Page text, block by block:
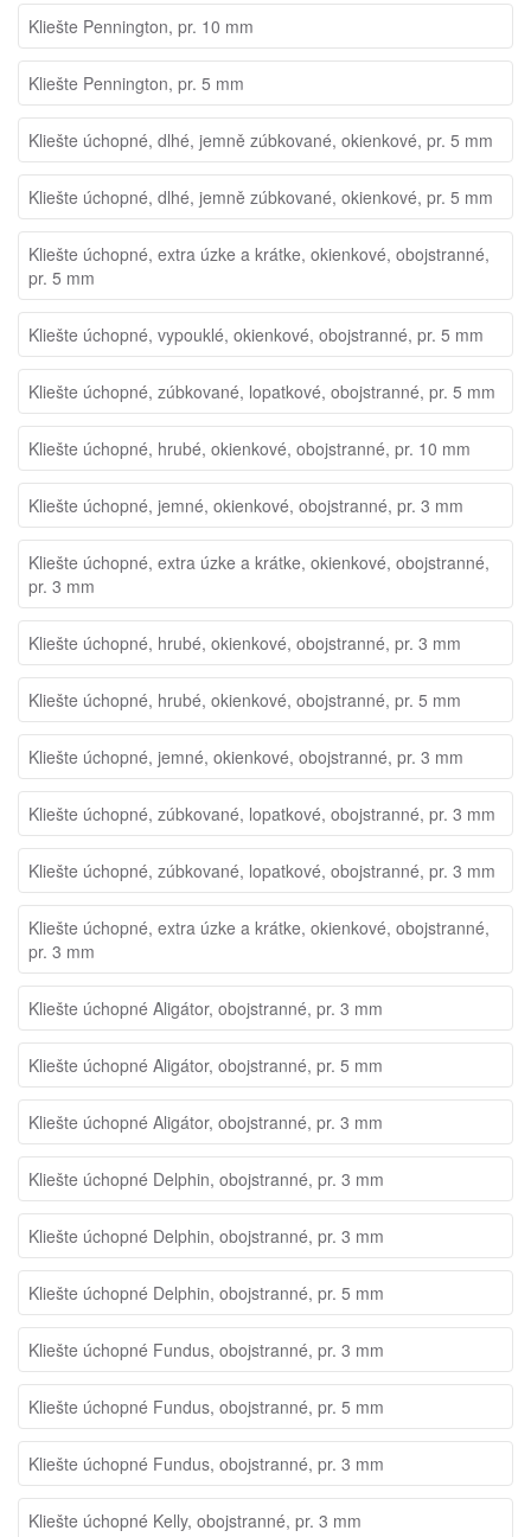
Kliešte Pennington, pr. 10 mm
Kliešte Pennington, pr. 5 mm
Kliešte úchopné, dlhé, jemně zúbkované, okienkové, pr. 5 mm
Kliešte úchopné, dlhé, jemně zúbkované, okienkové, pr. 5 mm
Kliešte úchopné, extra úzke a krátke, okienkové, obojstranné,
pr. 5 mm
Kliešte úchopné, vypouklé, okienkové, obojstranné, pr. 5 mm
Kliešte úchopné, zúbkované, lopatkové, obojstranné, pr. 5 mm
Kliešte úchopné, hrubé, okienkové, obojstranné, pr. 10 mm
Kliešte úchopné, jemné, okienkové, obojstranné, pr. 3 mm
Kliešte úchopné, extra úzke a krátke, okienkové, obojstranné,
pr. 3 mm
Kliešte úchopné, hrubé, okienkové, obojstranné, pr. 3 mm
Kliešte úchopné, hrubé, okienkové, obojstranné, pr. 5 mm
Kliešte úchopné, jemné, okienkové, obojstranné, pr. 3 mm
Kliešte úchopné, zúbkované, lopatkové, obojstranné, pr. 3 mm
Kliešte úchopné, zúbkované, lopatkové, obojstranné, pr. 3 mm
Kliešte úchopné, extra úzke a krátke, okienkové, obojstranné,
pr. 3 mm
Kliešte úchopné Aligátor, obojstranné, pr. 3 mm
Kliešte úchopné Aligátor, obojstranné, pr. 5 mm
Kliešte úchopné Aligátor, obojstranné, pr. 3 mm
Kliešte úchopné Delphin, obojstranné, pr. 3 mm
Kliešte úchopné Delphin, obojstranné, pr. 3 mm
Kliešte úchopné Delphin, obojstranné, pr. 5 mm
Kliešte úchopné Fundus, obojstranné, pr. 3 mm
Kliešte úchopné Fundus, obojstranné, pr. 5 mm
Kliešte úchopné Fundus, obojstranné, pr. 3 mm
Kliešte úchopné Kelly, obojstranné, pr. 3 mm